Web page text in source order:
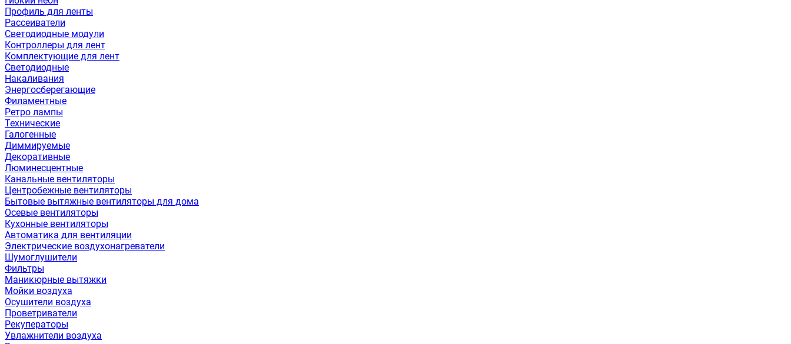
Профиль для ленты
Рассеиватели
Светодиодные модули
Контроллеры для лент
Комплектующие для лент
Светодиодные
Накаливания
Энергосберегающие
Филаментные
Ретро лампы
Технические
Галогенные
Диммируемые
Декоративные
Люминесцентные
Канальные вентиляторы
Центробежные вентиляторы
Бытовые вытяжные вентиляторы для дома
Осевые вентиляторы
Кухонные вентиляторы
Автоматика для вентиляции
Электрические воздухонагреватели
Шумоглушители
Фильтры
Маникюрные вытяжки
Мойки воздуха
Осушители воздуха
Проветриватели
Рекуператоры
Увлажнители воздуха